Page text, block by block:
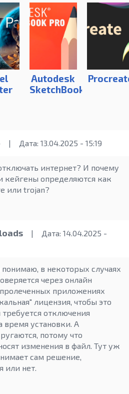
Autodesk
SketchBook
| Дата: 13.04.2025 - 15:19
интернет? И почему
кейгены определяются как
или trojan?
|
Дата: 14.04.2025 -
в некоторых случаях
через онлайн
приложениях
лицензия, чтобы это
требуется отключения
время установки. А
потому что
изменения в файл. Тут уж
сам решение,
или нет.